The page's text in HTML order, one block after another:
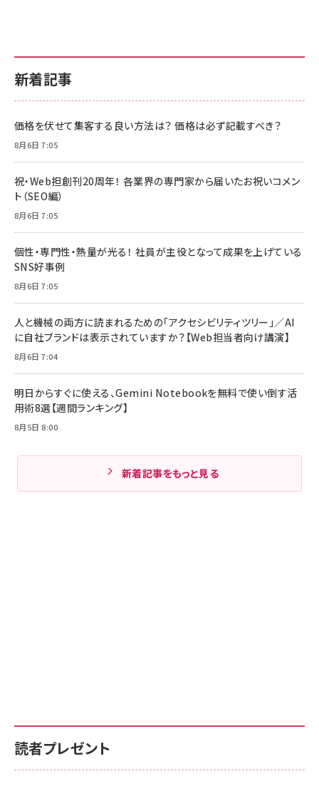
新着記事
価格を伏せて集客する良い方法は？ 価格は必ず記載すべき？
8月6日 7:05
祝・Web担創刊20周年！ 各業界の専門家から届いたお祝いコメン
ト（SEO編）
8月6日 7:05
個性・専門性・熱量が光る！ 社員が主役となって成果を上げている
SNS好事例
8月6日 7:05
人と機械の両方に読まれるための「アクセシビリティツリー」／AI
に自社ブランドは表示されていますか？【Web担当者向け講演】
8月6日 7:04
明日からすぐに使える、Gemini Notebookを無料で使い倒す活
用術8選【週間ランキング】
8月5日 8:00
新着記事をもっと見る
読者プレゼント